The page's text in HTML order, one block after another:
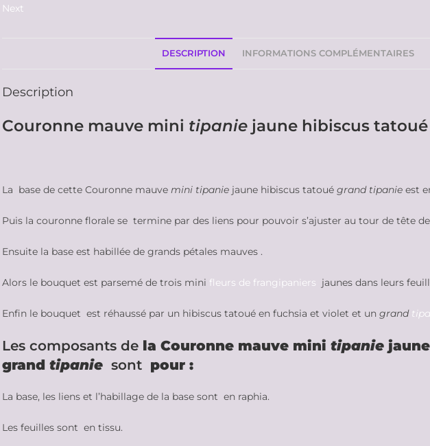
Next
DESCRIPTION INFORMATIONS COMPLÉMENTAIRES
Description
Couronne mauve mini tipanie jaune hibiscus tatoué
La base de cette Couronne mauve mini tipanie jaune hibiscus tatoué grand tipanie est
Puis la couronne florale se termine par des liens pour pouvoir s’ajuster au tour de tête
Ensuite la base est habillée de grands pétales mauves .
Alors le bouquet est parsemé de trois mini fleurs de frangipaniers jaunes dans leurs
Enfin le bouquet est réhaussé par un hibiscus tatoué en fuchsia et violet et un grand
Les composants de la Couronne mauve mini tipanie
grand tipanie sont pour :
La base, les liens et l’habillage de la base sont en raphia.
Les feuilles sont en tissu.